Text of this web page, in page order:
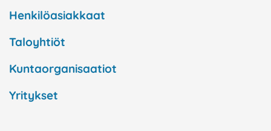
Henkilöasiakkaat
Taloyhtiöt
Kuntaorganisaatiot
Yritykset